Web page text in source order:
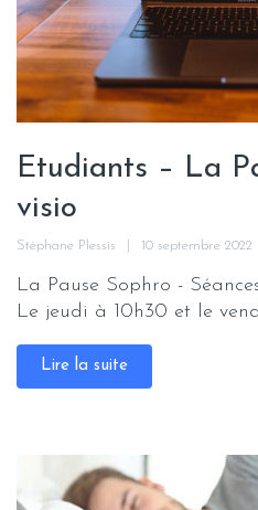
Etudiants – La
visio
Stéphane Plessis 10 septembre 2022
La Pause Sophro -
Le jeudi à 10h30 et le
Lire la suite